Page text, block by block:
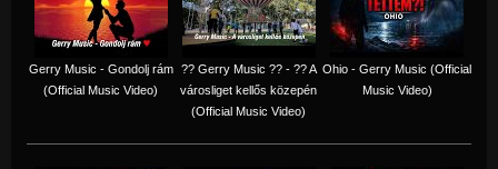
Gerry Music - Gondolj rám
(Official Music Video)
?? Gerry Music ?? - ?? A
városliget kellős közepén
(Official Music Video)
Ohio - Gerry Music (Official
Music Video)